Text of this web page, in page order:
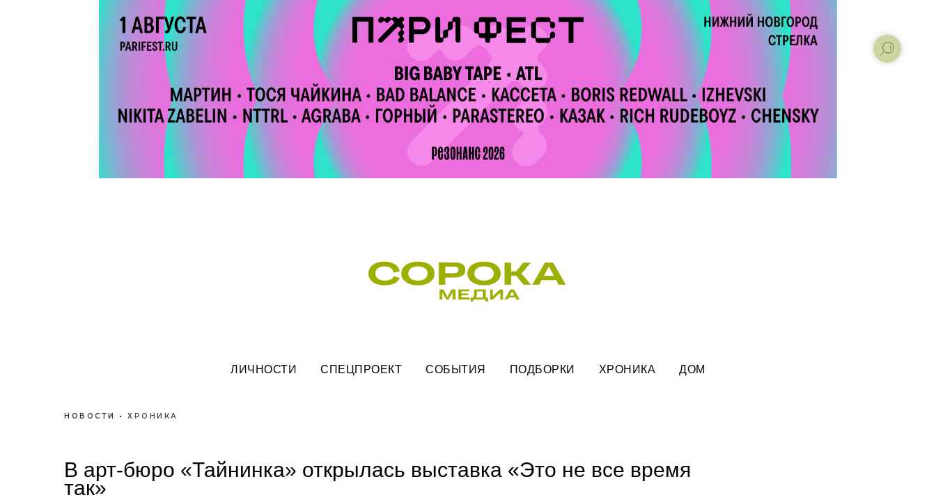
ЛИЧНОСТИ СПЕЦПРОЕКТ СОБЫТИЯ ПОДБОРКИ ХРОНИКА ДОМ
НОВОСТИ • ХРОНИКА
В арт-бюро «Тайнинка» открылась выставка «Это не все время
так»